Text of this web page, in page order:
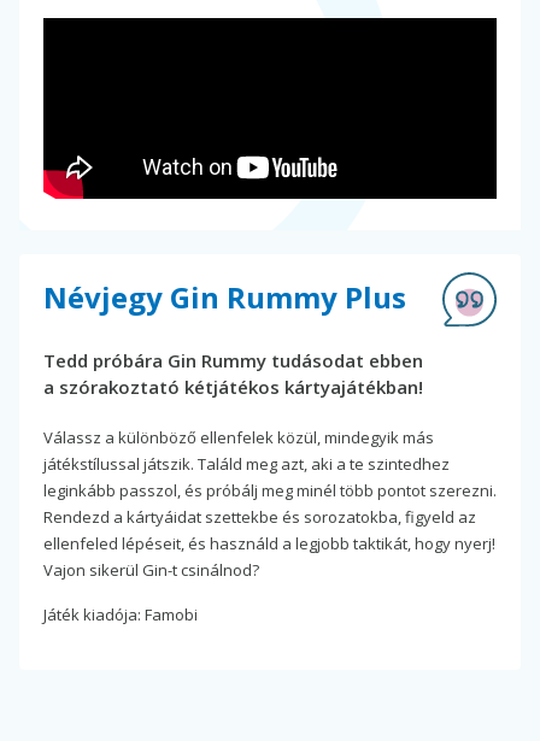
Névjegy Gin Rummy Plus
Tedd próbára Gin Rummy tudásodat ebben
a szórakoztató kétjátékos kártyajátékban!
Válassz a különböző ellenfelek közül, mindegyik más
játékstílussal játszik. Találd meg azt, aki a te szintedhez
leginkább passzol, és próbálj meg minél több pontot szerezni.
Rendezd a kártyáidat szettekbe és sorozatokba, figyeld az
ellenfeled lépéseit, és használd a legjobb taktikát, hogy nyerj!
Vajon sikerül Gin-t csinálnod?
Játék kiadója: Famobi